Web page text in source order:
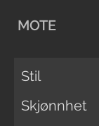
MOTE
Stil
Skjønnhet